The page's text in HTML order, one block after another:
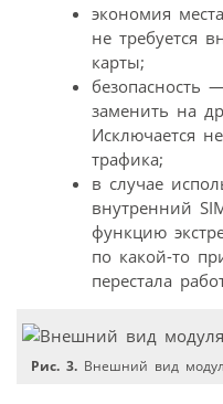
экономия
не требуется
карты;
безопасность
заменить на
Исключается
трафика;
в случае
внутренний
функцию
по какой-то
перестала
Рис. 3. Внешний вид